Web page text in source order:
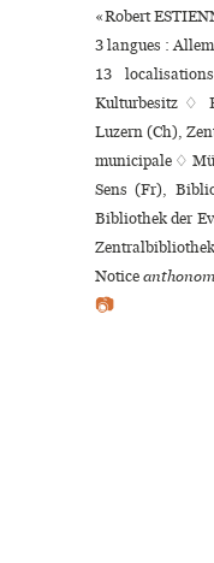
«Robert
3 langues :
13
Kulturbesitz ♢
Luzern (Ch),
muni­ci­pale ♢
Sens (Fr),
Bibliothek der
Notice
📷